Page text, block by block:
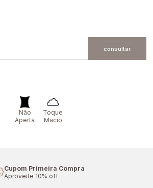
Não
Aperta
Toque
Macio
Cupom Primeira Compra
Aproveite 10% off